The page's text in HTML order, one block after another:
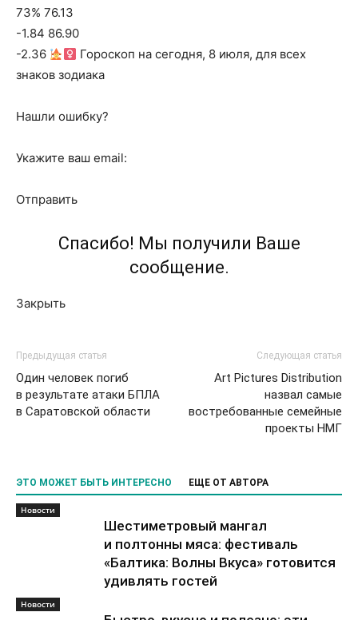
73% 76.13
-1.84 86.90
-2.36
Гороскоп на сегодня, 8 июля, для всех
знаков зодиака
Нашли ошибку?
Укажите ваш email:
Отправить
Спасибо! Мы получили Ваше
сообщение.
Закрыть
Предыдущая статья
Один человек погиб
в результате атаки БПЛА
в Саратовской области
Следующая статья
Art Pictures Distribution
назвал самые
востребованные семейные
проекты НМГ
ЭТО МОЖЕТ БЫТЬ ИНТЕРЕСНО ЕЩЕ ОТ АВТОРА
Новости
Шестиметровый мангал
и полтонны мяса: фестиваль
«Балтика: Волны Вкуса» готовится
удивлять гостей
Новости